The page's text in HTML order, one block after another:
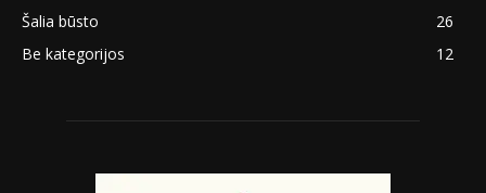
Šalia būsto
26
Be kategorijos
12